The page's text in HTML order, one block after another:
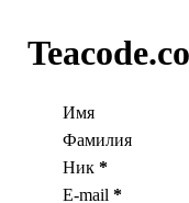
Имя
Фамилия
Ник *
E-mail *